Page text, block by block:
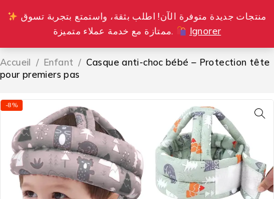
ممتازة مع خدمة عملاء متميزة.
Ignorer
0
Accueil / Enfant / Casque anti-choc bébé – Protection tête
pour premiers pas
-8%